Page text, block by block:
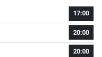
17:00
20:00
20:00